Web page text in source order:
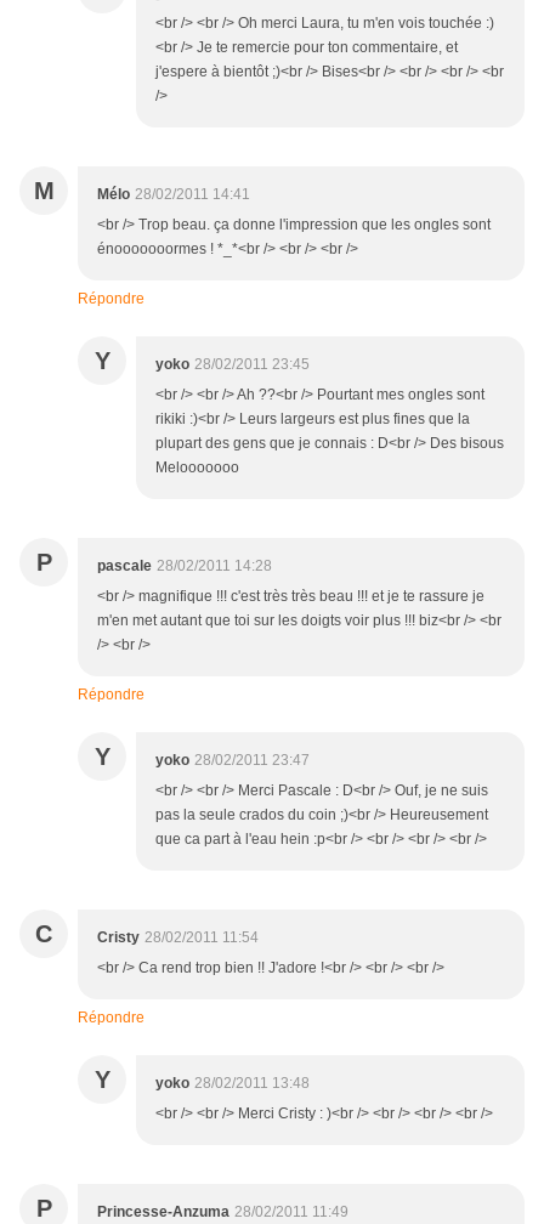
<br /> <br /> Oh merci Laura, tu m'en vois touchée :)
<br /> Je te remercie pour ton commentaire, et
j'espere à bientôt ;)<br /> Bises<br /> <br /> <br /> <br
/>
M Mélo 28/02/2011 14:41
<br /> Trop beau. ça donne l'impression que les ongles sont
énooooooormes ! *_*<br /> <br /> <br />
Répondre
Y yoko 28/02/2011 23:45
<br /> <br /> Ah ??<br /> Pourtant mes ongles sont
rikiki :)<br /> Leurs largeurs est plus fines que la
plupart des gens que je connais : D<br /> Des bisous
Melooooooo
P pascale 28/02/2011 14:28
<br /> magnifique !!! c'est très très beau !!! et je te rassure je
m'en met autant que toi sur les doigts voir plus !!! biz<br /> <br
/> <br />
Répondre
Y yoko 28/02/2011 23:47
<br /> <br /> Merci Pascale : D<br /> Ouf, je ne suis
pas la seule crados du coin ;)<br /> Heureusement
que ca part à l'eau hein :p<br /> <br /> <br /> <br />
C Cristy 28/02/2011 11:54
<br /> Ca rend trop bien !! J'adore !<br /> <br /> <br />
Répondre
Y yoko 28/02/2011 13:48
<br /> <br /> Merci Cristy : )<br /> <br /> <br /> <br />
P Princesse-Anzuma 28/02/2011 11:49